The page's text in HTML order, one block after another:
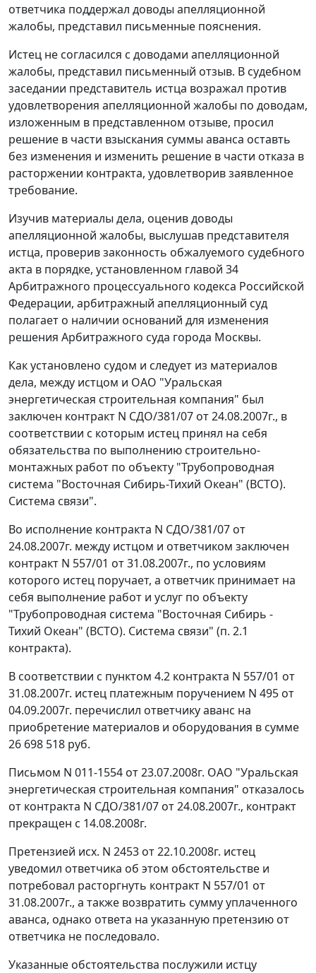
ответчика поддержал доводы апелляционной
жалобы, представил письменные пояснения.
Истец не согласился с доводами апелляционной
жалобы, представил письменный отзыв. В судебном
заседании представитель истца возражал против
удовлетворения апелляционной жалобы по доводам,
изложенным в представленном отзыве, просил
решение в части взыскания суммы аванса оставть
без изменения и изменить решение в части отказа в
расторжении контракта, удовлетворив заявленное
требование.
Изучив материалы дела, оценив доводы
апелляционной жалобы, выслушав представителя
истца, проверив законность обжалуемого судебного
акта в порядке, установленном главой 34
Арбитражного процессуального кодекса Российской
Федерации, арбитражный апелляционный суд
полагает о наличии оснований для изменения
решения Арбитражного суда города Москвы.
Как установлено судом и следует из материалов
дела, между истцом и ОАО "Уральская
энергетическая строительная компания" был
заключен контракт N СДО/381/07 от 24.08.2007г., в
соответствии с которым истец принял на себя
обязательства по выполнению строительно-
монтажных работ по объекту "Трубопроводная
система "Восточная Сибирь-Тихий Океан" (ВСТО).
Система связи".
Во исполнение контракта N СДО/381/07 от
24.08.2007г. между истцом и ответчиком заключен
контракт N 557/01 от 31.08.2007г., по условиям
которого истец поручает, а ответчик принимает на
себя выполнение работ и услуг по объекту
"Трубопроводная система "Восточная Сибирь -
Тихий Океан" (ВСТО). Система связи" (п. 2.1
контракта).
В соответствии с пунктом 4.2 контракта N 557/01 от
31.08.2007г. истец платежным поручением N 495 от
04.09.2007г. перечислил ответчику аванс на
приобретение материалов и оборудования в сумме
26 698 518 руб.
Письмом N 011-1554 от 23.07.2008г. ОАО "Уральская
энергетическая строительная компания" отказалось
от контракта N СДО/381/07 от 24.08.2007г., контракт
прекращен с 14.08.2008г.
Претензией исх. N 2453 от 22.10.2008г. истец
уведомил ответчика об этом обстоятельстве и
потребовал расторгнуть контракт N 557/01 от
31.08.2007г., а также возвратить сумму уплаченного
аванса, однако ответа на указанную претензию от
ответчика не последовало.
Указанные обстоятельства послужили истцу